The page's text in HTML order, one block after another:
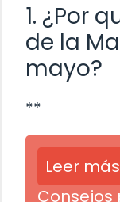
1. ¿Por
de la
mayo?
**
Leer más
Consejos